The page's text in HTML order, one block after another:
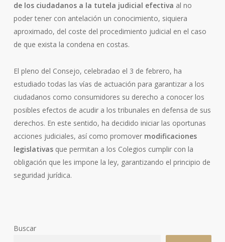
de los ciudadanos a la tutela judicial efectiva al no
poder tener con antelación un conocimiento, siquiera
aproximado, del coste del procedimiento judicial en el caso
de que exista la condena en costas.
El pleno del Consejo, celebradao el 3 de febrero, ha
estudiado todas las vías de actuación para garantizar a los
ciudadanos como consumidores su derecho a conocer los
posibles efectos de acudir a los tribunales en defensa de sus
derechos. En este sentido, ha decidido iniciar las oportunas
acciones judiciales, así como promover modificaciones
legislativas que permitan a los Colegios cumplir con la
obligación que les impone la ley, garantizando el principio de
seguridad jurídica.
Buscar